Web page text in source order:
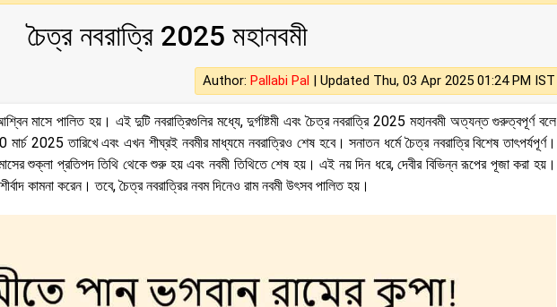
চৈত্র নবরাত্রি 2025 মহানবমী
Author: Pallabi Pal | Updated Thu, 03 Apr 2025 01:24 PM IST
মাসে পালিত হয়। এই দুটি নবরাত্রিগুলির মধ্যে, দুর্গাষ্টমী এবং চৈত্র নবরাত্রি 2025 মহানবমী অত্যন্ত গুরুত্বপূর্ণ বলে
2025 তারিখে এবং এখন শীঘ্রই নবমীর মাধ্যমে নবরাত্রিও শেষ হবে। সনাতন ধর্মে চৈত্র নবরাত্রি বিশেষ তাৎপর্যপূর্ণ।
শুক্লা প্রতিপদ তিথি থেকে শুরু হয় এবং নবমী তিথিতে শেষ হয়। এই নয় দিন ধরে, দেবীর বিভিন্ন রূপের পূজা করা হয়।
কামনা করেন। তবে, চৈত্র নবরাত্রির নবম দিনেও রাম নবমী উৎসব পালিত হয়।